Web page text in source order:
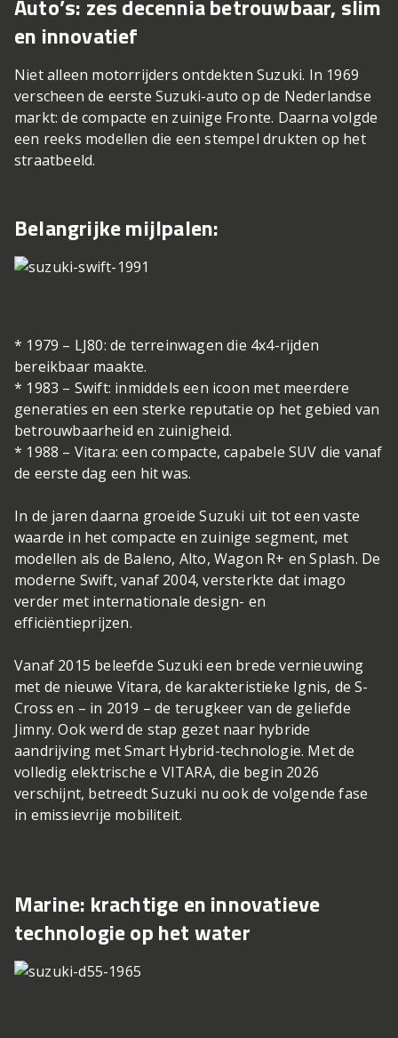
Auto’s: zes decennia betrouwbaar, slim
en innovatief
Niet alleen motorrijders ontdekten Suzuki. In 1969
verscheen de eerste Suzuki-auto op de Nederlandse
markt: de compacte en zuinige Fronte. Daarna volgde
een reeks modellen die een stempel drukten op het
straatbeeld.
Belangrijke mijlpalen:
* 1979 – LJ80: de terreinwagen die 4x4-rijden
bereikbaar maakte.
* 1983 – Swift: inmiddels een icoon met meerdere
generaties en een sterke reputatie op het gebied van
betrouwbaarheid en zuinigheid.
* 1988 – Vitara: een compacte, capabele SUV die vanaf
de eerste dag een hit was.
In de jaren daarna groeide Suzuki uit tot een vaste
waarde in het compacte en zuinige segment, met
modellen als de Baleno, Alto, Wagon R+ en Splash. De
moderne Swift, vanaf 2004, versterkte dat imago
verder met internationale design- en
efficiëntieprijzen.
Vanaf 2015 beleefde Suzuki een brede vernieuwing
met de nieuwe Vitara, de karakteristieke Ignis, de S-
Cross en – in 2019 – de terugkeer van de geliefde
Jimny. Ook werd de stap gezet naar hybride
aandrijving met Smart Hybrid-technologie. Met de
volledig elektrische e VITARA, die begin 2026
verschijnt, betreedt Suzuki nu ook de volgende fase
in emissievrije mobiliteit.
Marine: krachtige en innovatieve
technologie op het water